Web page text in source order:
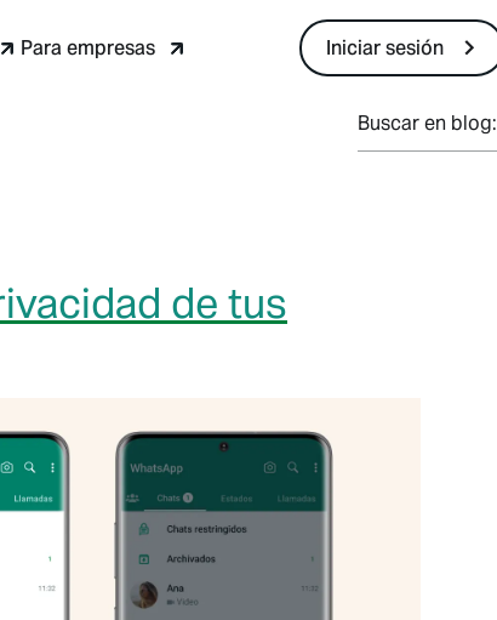
Para empresas Iniciar sesión
Buscar en blog:
de tus